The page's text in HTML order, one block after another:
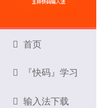
首页
『快码』学习
输入法下载